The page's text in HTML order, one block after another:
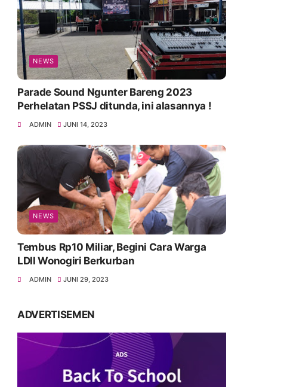
NEWS
Parade Sound Ngunter Bareng 2023
Perhelatan PSSJ ditunda, ini alasannya !
ADMIN JUNI 14, 2023
NEWS
Tembus Rp10 Miliar, Begini Cara Warga
LDII Wonogiri Berkurban
ADMIN JUNI 29, 2023
ADVERTISEMEN